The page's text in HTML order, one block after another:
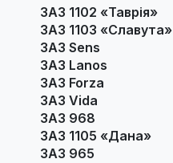
ЗАЗ 1102 «Таврія»
ЗАЗ 1103 «Славута»
ЗАЗ Sens
ЗАЗ Lanos
ЗАЗ Forza
ЗАЗ Vida
ЗАЗ 968
ЗАЗ 1105 «Дана»
ЗАЗ 965